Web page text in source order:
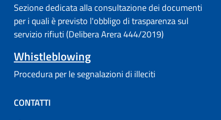
Sezione dedicata alla consultazione dei documenti
per i quali è previsto l'obbligo di trasparenza sul
servizio rifiuti (Delibera Arera 444/2019)
Whistleblowing
Procedura per le segnalazioni di illeciti
CONTATTI